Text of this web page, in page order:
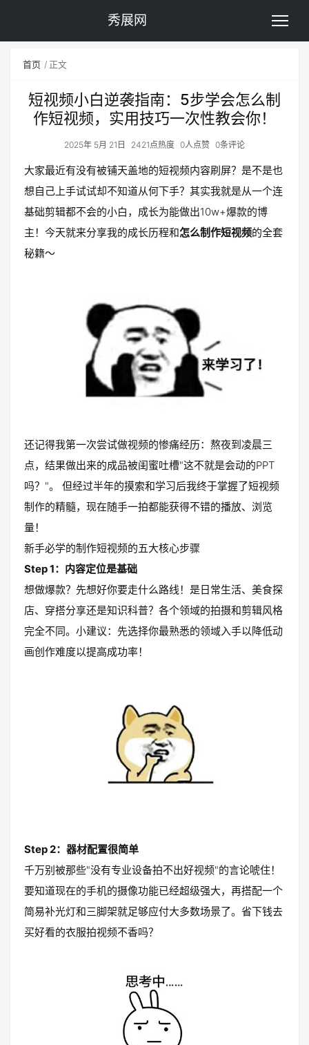
秀展网
首页 正文
短视频小白逆袭指南：5步学会怎么制
作短视频，实用技巧一次性教会你！
2025年 5月 21日 2421点热度 0人点赞 0条评论
大家最近有没有被铺天盖地的短视频内容刷屏？是不是也
想自己上手试试却不知道从何下手？其实我就是从一个连
基础剪辑都不会的小白，成长为能做出10w+爆款的博
主！今天就来分享我的成长历程和怎么制作短视频的全套
秘籍～
还记得我第一次尝试做视频的惨痛经历：熬夜到凌晨三
点，结果做出来的成品被闺蜜吐槽"这不就是会动的PPT
吗？"。 但经过半年的摸索和学习后我终于掌握了短视频
制作的精髓，现在随手一拍都能获得不错的播放、浏览
量！
新手必学的制作短视频的五大核心步骤
Step 1：内容定位是基础
想做爆款？先想好你要走什么路线！是日常生活、美食探
店、穿搭分享还是知识科普？各个领域的拍摄和剪辑风格
完全不同。小建议：先选择你最熟悉的领域入手以降低动
画创作难度以提高成功率！
Step 2：器材配置很简单
千万别被那些"没有专业设备拍不出好视频"的言论唬住！
要知道现在的手机的摄像功能已经超级强大，再搭配一个
简易补光灯和三脚架就足够应付大多数场景了。省下钱去
买好看的衣服拍视频不香吗？